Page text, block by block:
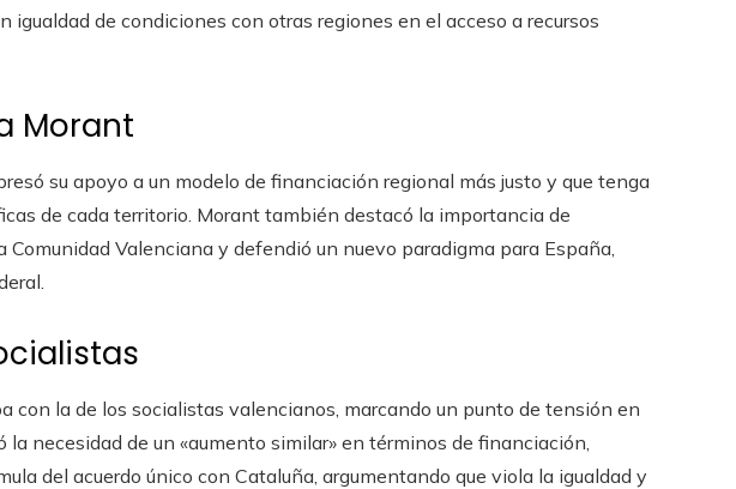
de condiciones con otras regiones en el acceso a recursos
Morant
su apoyo a un modelo de financiación regional más justo y que tenga
de cada territorio. Morant también destacó la importancia de
Comunidad Valenciana y defendió un nuevo paradigma para España,
con la de los socialistas valencianos, marcando un punto de tensión en
necesidad de un «aumento similar» en términos de financiación,
del acuerdo único con Cataluña, argumentando que viola la igualdad y